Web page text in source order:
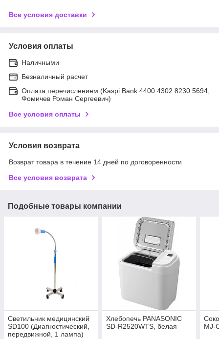
Все условия доставки
Условия оплаты
Наличными
Безналичный расчет
Оплата перечислением (Kaspi Bank 4400 4302 8230 5694,
Фомичев Роман Сергеевич)
Все условия оплаты
Условия возврата
Возврат товара в течение 14 дней по договоренности
Все условия возврата
Подобные товары компании
Светильник медицинский
SD100 (Диагностический,
передвижной, 1 лампа)
Хлебопечь PANASONIC
SD-R2520WTS, белая
MJ-